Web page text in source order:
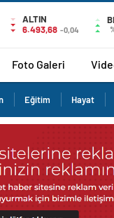
ALTIN
6.493,68 -0,04
Foto Galeri
Eğitim Hayat